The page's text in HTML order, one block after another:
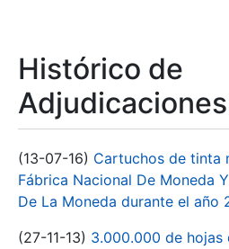
Histórico de
Adjudicaciones
(13-07-16) Cartuchos de tinta
Fábrica Nacional De Moneda
De La Moneda durante el año
(27-11-13) 3.000.000 de hojas